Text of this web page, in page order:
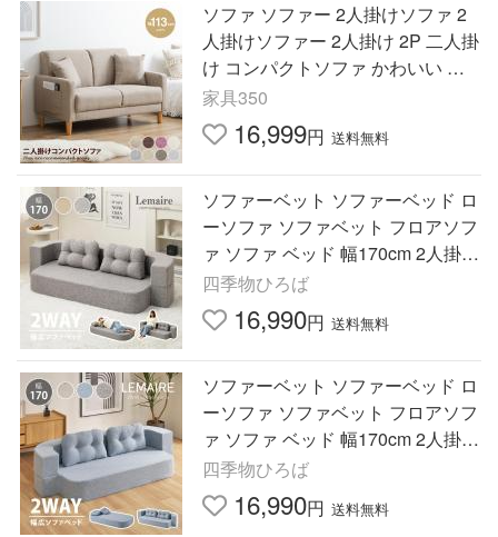
ソファ ソファー 2人掛けソファ 2
人掛けソファー 2人掛け 2P 二人掛
け コンパクトソファ かわいい 可
愛い サイドポケット付き クッショ
ン付き 省スペース
家具350
16,999円 送料無料
ソファーベット ソファーベッド ロ
ーソファ ソファベット フロアソフ
ァ ソファ ベッド 幅170cm 2人掛け
一人暮らし 韓国インテリア おしゃ
れ 圧縮 ルメール
四季物ひろば
16,990円 送料無料
ソファーベット ソファーベッド ロ
ーソファ ソファベット フロアソフ
ァ ソファ ベッド 幅170cm 2人掛け
一人暮らし おしゃれ 圧縮 ルメー
ル 新色
四季物ひろば
16,990円 送料無料